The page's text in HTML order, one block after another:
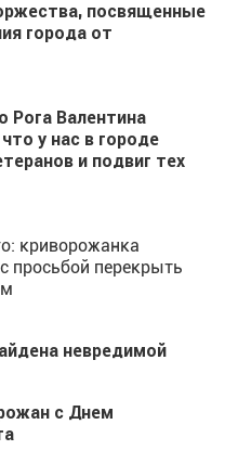
посвященные
города от
Рога Валентина
у нас в городе
и подвиг тех
криворожанка
просьбой перекрыть
невредимой
с Днем